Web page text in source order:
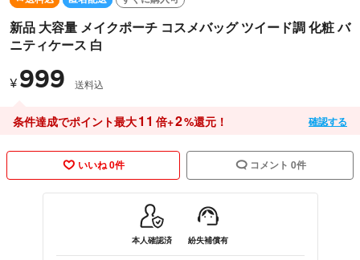
新品 ​大容量 メイクポーチ コスメバッグ ツイード調 化粧 バ
ニティケース 白
¥ 999 送料込
条件達成でポイント最大11 倍+2%還元！ 確認する
いいね 0件 コメント 0件
本人確認済 紛失補償有